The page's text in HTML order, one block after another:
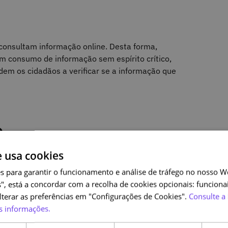
informação online. Desta forma,
consumo de informação sem espírito crítico,
os cidadãos a verificar se a informação que
Ciberinformado”, os participantes
Para isso, será apenas necessário
mínima de 75% de opções corretas.
usa cookies
para garantir o funcionamento e análise de tráfego no nosso
está a concordar com a recolha de cookies opcionais:
as preferências em "Configurações de Cookies". Consulte
informações.